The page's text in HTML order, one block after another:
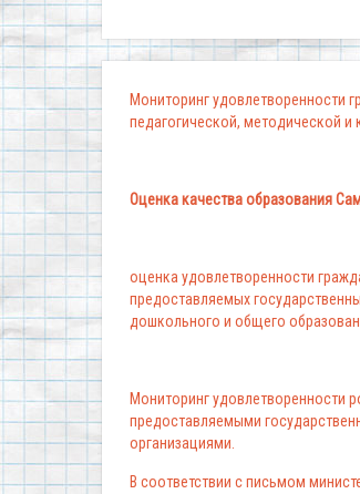
Мониторинг удовлетворенности
педагогической, методической
Оценка качества образования
оценка удовлетворенности
предоставляемых
дошкольного и общего
Мониторинг удовлетворенности
предоставляемыми
организациями.
В соответствии с письмом